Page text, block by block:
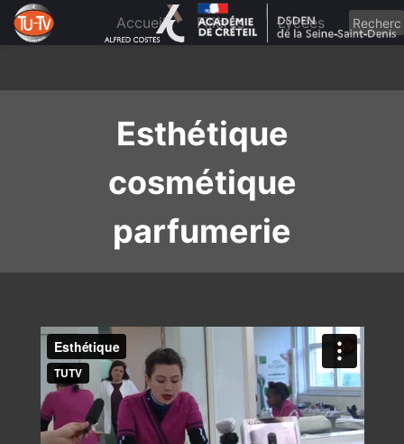
content
Accueil Filières Lycées
Esthétique
cosmétique
parfumerie